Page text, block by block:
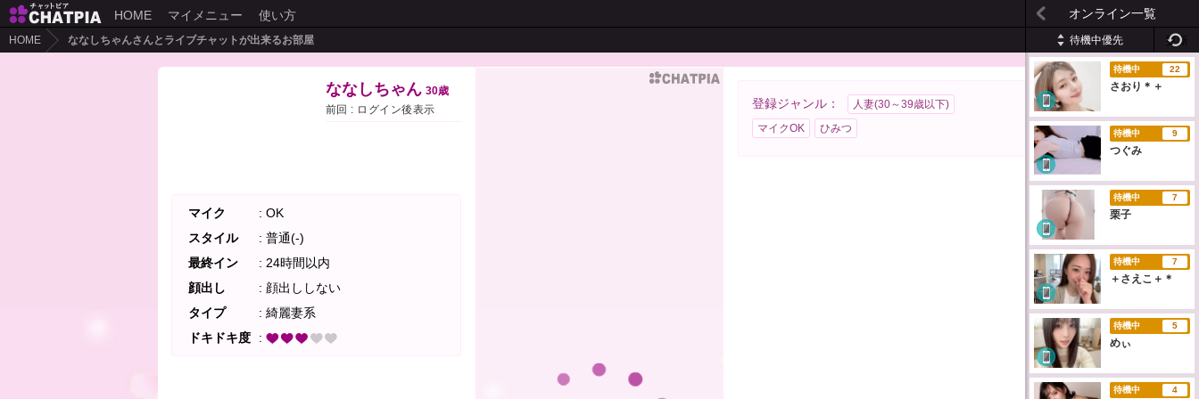
HOME マイメニュー 使い方
HOME ななしちゃんさんとライブチャットが出来るお部屋
ななしちゃん 30歳
前回 : ログイン後表示
マイク
: OK
スタイル
: 普通(-)
最終イン
: 24時間以内
顔出し
: 顔出ししない
タイプ
: 綺麗妻系
ドキドキ度
:
登録ジャンル：
人妻(30～39歳以下)
マイクOK
ひみつ
オンライン一覧
待機中優先 更新
待機中 22
さおり＊＋
待機中 9
つぐみ
待機中 7
栗子
待機中 7
＋さえこ＋＊
待機中 5
めぃ
待機中 4